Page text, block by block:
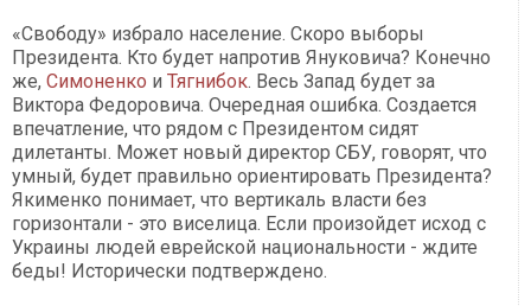
«Свободу» избрало население. Скоро выборы
Президента. Кто будет напротив Януковича? Конечно
же, Симоненко и Тягнибок. Весь Запад будет за
Виктора Федоровича. Очередная ошибка. Создается
впечатление, что рядом с Президентом сидят
дилетанты. Может новый директор СБУ, говорят, что
умный, будет правильно ориентировать Президента?
Якименко понимает, что вертикаль власти без
горизонтали - это виселица. Если произойдет исход с
Украины людей еврейской национальности - ждите
беды! Исторически подтверждено.